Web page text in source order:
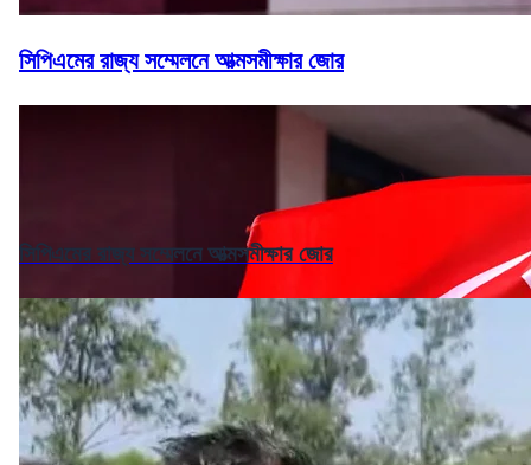
সিপিএমের রাজ্য সম্মেলনে আত্মসমীক্ষার জোর
সিপিএমের রাজ্য সম্মেলনে আত্মসমীক্ষার জোর